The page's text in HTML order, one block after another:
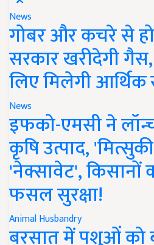
News
गोबर और कचरे से
सरकार खरीदेगी
लिए मिलेगी आर्थिक
News
इफको-एमसी ने
कृषि उत्पाद,
'नेक्सावेट', किसानों
फसल सुरक्षा!
Animal Husbandry
बरसात में पशुओं को